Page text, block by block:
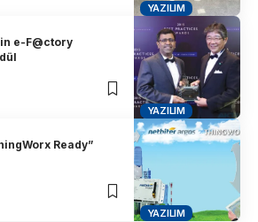
YAZILIM
YAZILIM
e-F@ctory
YAZILIM
Ready”